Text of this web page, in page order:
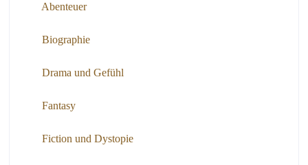
Abenteuer
Biographie
Drama und Gefühl
Fantasy
Fiction und Dystopie